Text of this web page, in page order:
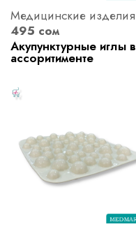
Медицинские изделия
495 сом
Акупунктурные иглы в
ассоритименте